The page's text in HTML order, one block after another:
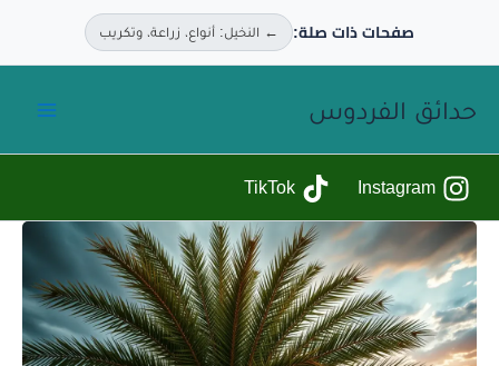
← النخيل: أنواع، زراعة، وتكريب
TikTok